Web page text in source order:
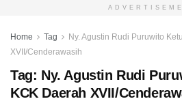
Home Tag
Ny. Agustin Rudi Puruwito
XVII/Cenderawasih
Tag: Ny. Agustin Rudi
KCK Daerah XVII/